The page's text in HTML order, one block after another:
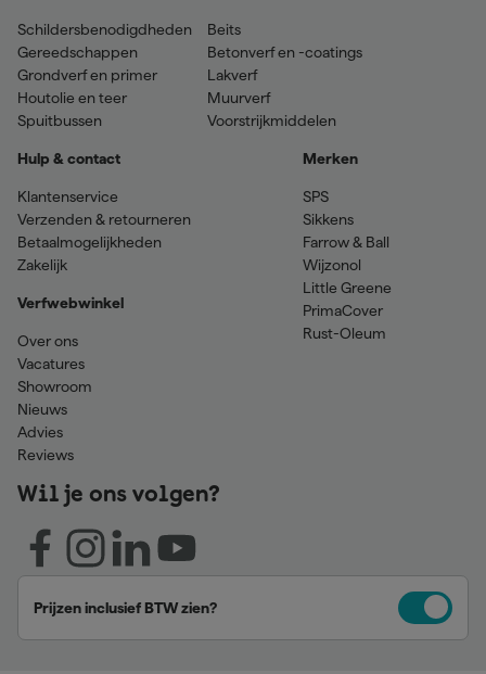
Schildersbenodigdheden
Gereedschappen
Grondverf en primer
Houtolie en teer
Spuitbussen
Beits
Betonverf en -coatings
Lakverf
Muurverf
Voorstrijkmiddelen
Hulp & contact
Klantenservice
Verzenden & retourneren
Betaalmogelijkheden
Zakelijk
Verfwebwinkel
Over ons
Vacatures
Showroom
Nieuws
Advies
Reviews
Merken
SPS
Sikkens
Farrow & Ball
Wijzonol
Little Greene
PrimaCover
Rust-Oleum
Wil je ons volgen?
Prijzen inclusief BTW zien?